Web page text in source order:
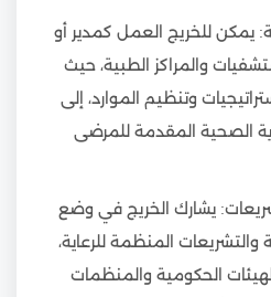
يمكن للخريج العمل كمدير أو
والمراكز الطبية، حيث
وتنظيم الموارد، إلى
الصحية المقدمة للمرضى
يشارك الخريج في وضع
والتشريعات المنظمة للرعاية،
الحكومية والمنظمات